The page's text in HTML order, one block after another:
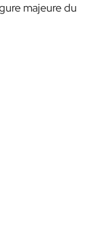
majeure du